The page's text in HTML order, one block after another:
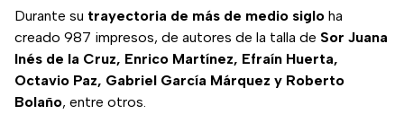
Durante su trayectoria de más de medio siglo ha
creado 987 impresos, de autores de la talla de Sor Juana
Inés de la Cruz, Enrico Martínez, Efraín Huerta,
Octavio Paz, Gabriel García Márquez y Roberto
Bolaño, entre otros.